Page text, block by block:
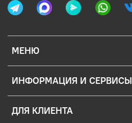
МЕНЮ
ИНФОРМАЦИЯ И СЕРВИСЫ
ДЛЯ КЛИЕНТА